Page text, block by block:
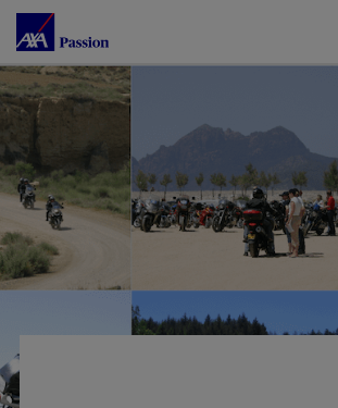
Accéder au Contenu